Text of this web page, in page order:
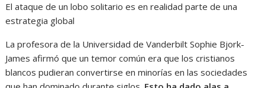
El ataque de un lobo solitario es en realidad parte de una
estrategia global
La profesora de la Universidad de Vanderbilt Sophie Bjork-
James afirmó que un temor común era que los cristianos
blancos pudieran convertirse en minorías en las sociedades